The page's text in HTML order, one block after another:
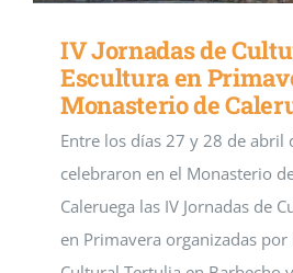
IV Jornadas de
Escultura en
Monasterio de
Entre los días 27 y 28 de abril
celebraron en el Monasterio
Caleruega las IV Jornadas de
en Primavera organizadas por